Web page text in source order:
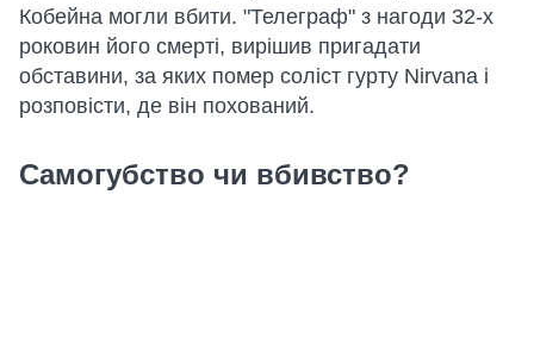
Кобейна могли вбити. "Телеграф" з нагоди 32-х
роковин його смерті, вирішив пригадати
обставини, за яких помер соліст гурту Nirvana і
розповісти, де він похований.
Самогубство чи вбивство?